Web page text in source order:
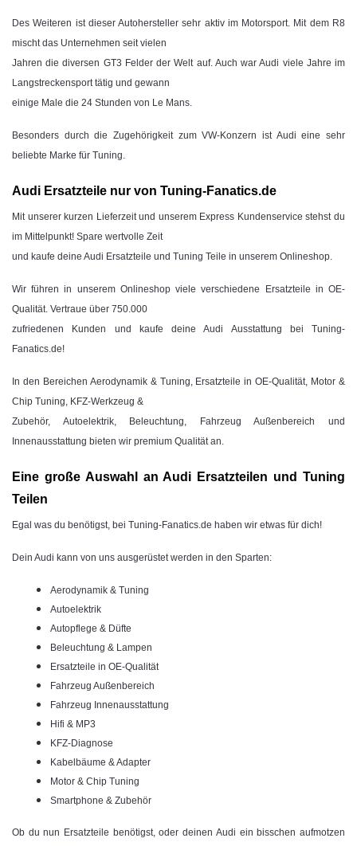
Des Weiteren ist dieser Autohersteller sehr aktiv im Motorsport. Mit dem R8
mischt das Unternehmen seit vielen
Jahren die diversen GT3 Felder der Welt auf. Auch war Audi viele Jahre im
Langstreckensport tätig und gewann
einige Male die 24 Stunden von Le Mans.
Besonders durch die Zugehörigkeit zum VW-Konzern ist Audi eine sehr
beliebte Marke für Tuning.
Audi Ersatzteile nur von Tuning-Fanatics.de
Mit unserer kurzen Lieferzeit und unserem Express Kundenservice stehst du
im Mittelpunkt! Spare wertvolle Zeit
und kaufe deine Audi Ersatzteile und Tuning Teile in unserem Onlineshop.
Wir führen in unserem Onlineshop viele verschiedene Ersatzteile in OE-
Qualität. Vertraue über 750.000
zufriedenen Kunden und kaufe deine Audi Ausstattung bei Tuning-
Fanatics.de!
In den Bereichen Aerodynamik & Tuning, Ersatzteile in OE-Qualität, Motor &
Chip Tuning, KFZ-Werkzeug &
Zubehör, Autoelektrik, Beleuchtung, Fahrzeug Außenbereich und
Innenausstattung bieten wir premium Qualität an.
Eine große Auswahl an Audi Ersatzteilen und Tuning
Teilen
Egal was du benötigst, bei Tuning-Fanatics.de haben wir etwas für dich!
Dein Audi kann von uns ausgerüstet werden in den Sparten:
Aerodynamik & Tuning
Autoelektrik
Autopflege & Düfte
Beleuchtung & Lampen
Ersatzteile in OE-Qualität
Fahrzeug Außenbereich
Fahrzeug Innenausstattung
Hifi & MP3
KFZ-Diagnose
Kabelbäume & Adapter
Motor & Chip Tuning
Smartphone & Zubehör
Ob du nun Ersatzteile benötigst, oder deinen Audi ein bisschen aufmotzen